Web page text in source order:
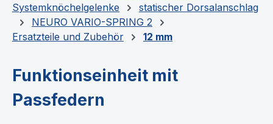
Systemknöchelgelenke
statischer Dorsalanschlag
NEURO VARIO-SPRING 2
Ersatzteile und Zubehör
12 mm
Funktionseinheit mit
Passfedern